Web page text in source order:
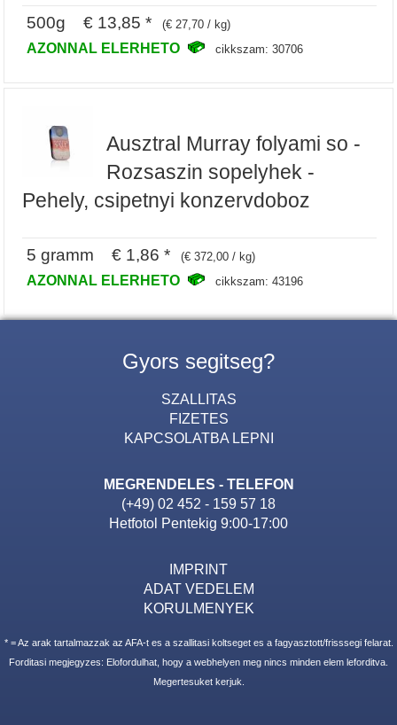
500g € 13,85 * (€ 27,70 / kg)
AZONNAL ELERHETO cikkszam: 30706
Ausztral Murray folyami so -
Rozsaszin sopelyhek -
Pehely, csipetnyi konzervdoboz
5 gramm € 1,86 * (€ 372,00 / kg)
AZONNAL ELERHETO cikkszam: 43196
Gyors segitseg?
SZALLITAS
FIZETES
KAPCSOLATBA LEPNI
MEGRENDELES - TELEFON
(+49) 02 452 - 159 57 18
Hetfotol Pentekig 9:00-17:00
IMPRINT
ADAT VEDELEM
KORULMENYEK
* = Az arak tartalmazzak az AFA-t es a szallitasi koltseget es a fagyasztott/frisssegi felarat.
Forditasi megjegyzes: Elofordulhat, hogy a webhelyen meg nincs minden elem leforditva.
Megertesuket kerjuk.